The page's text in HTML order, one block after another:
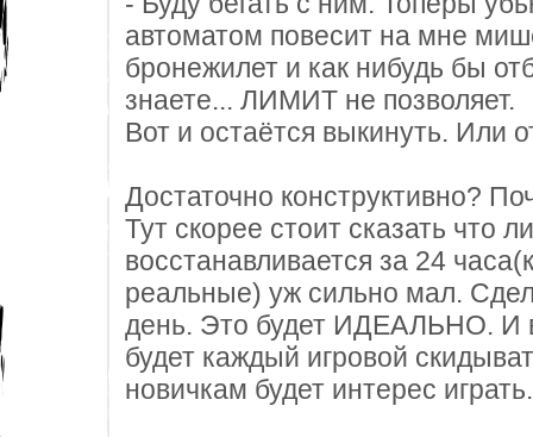
автоматом повесит на мне
бронежилет и как нибудь бы
знаете... ЛИМИТ не позволяет.
Вот и остаётся выкинуть. Или
Достаточно конструктивно?
Тут скорее стоит сказать что
восстанавливается за 24
реальные) уж сильно мал.
день. Это будет ИДЕАЛЬНО. И
будет каждый игровой
новичкам будет интерес играть.